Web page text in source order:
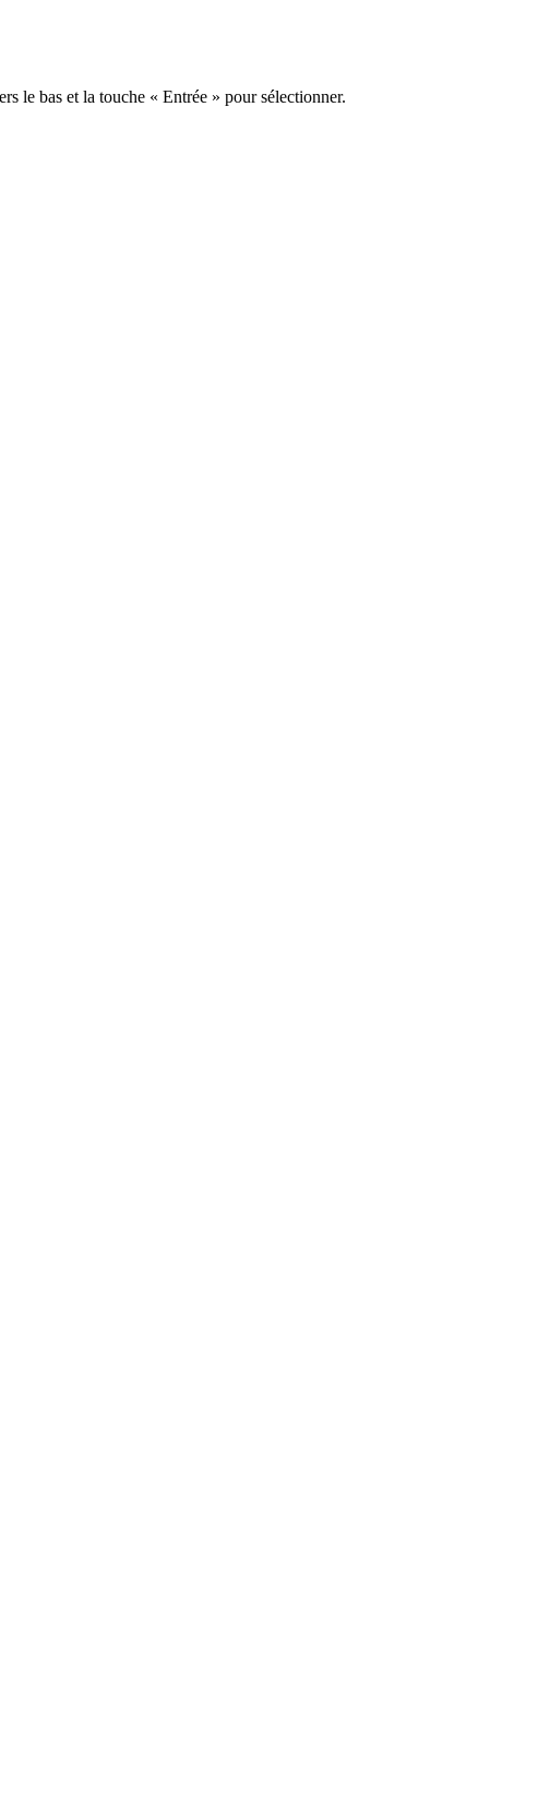
le bas et la touche « Entrée » pour sélectionner.